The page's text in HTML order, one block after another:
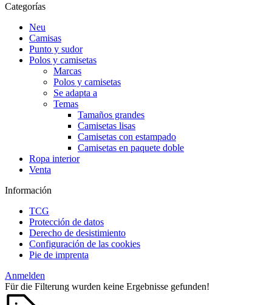
Categorías
Neu
Camisas
Punto y sudor
Polos y camisetas
Marcas
Polos y camisetas
Se adapta a
Temas
Tamaños grandes
Camisetas lisas
Camisetas con estampado
Camisetas en paquete doble
Ropa interior
Venta
Información
TCG
Protección de datos
Derecho de desistimiento
Configuración de las cookies
Pie de imprenta
Anmelden
Für die Filterung wurden keine Ergebnisse gefunden!